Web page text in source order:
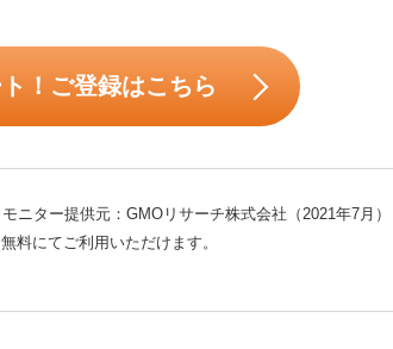
！ご登録はこちら
ター提供元：GMOリサーチ株式会社（2021年7月）
料にてご利用いただけます。